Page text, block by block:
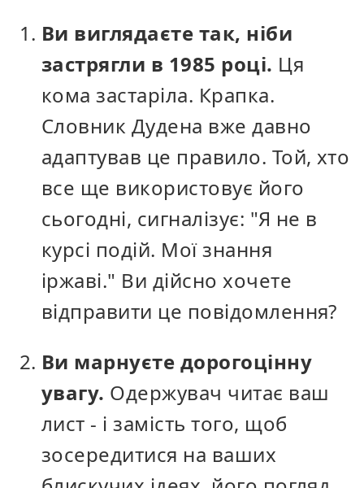
Ви виглядаєте так, ніби
застрягли в 1985 році. Ця
кома застаріла. Крапка.
Словник Дудена вже давно
адаптував це правило. Той, хто
все ще використовує його
сьогодні, сигналізує: "Я не в
курсі подій. Мої знання
іржаві." Ви дійсно хочете
відправити це повідомлення?
Ви марнуєте дорогоцінну
увагу. Одержувач читає ваш
лист - і замість того, щоб
зосередитися на ваших